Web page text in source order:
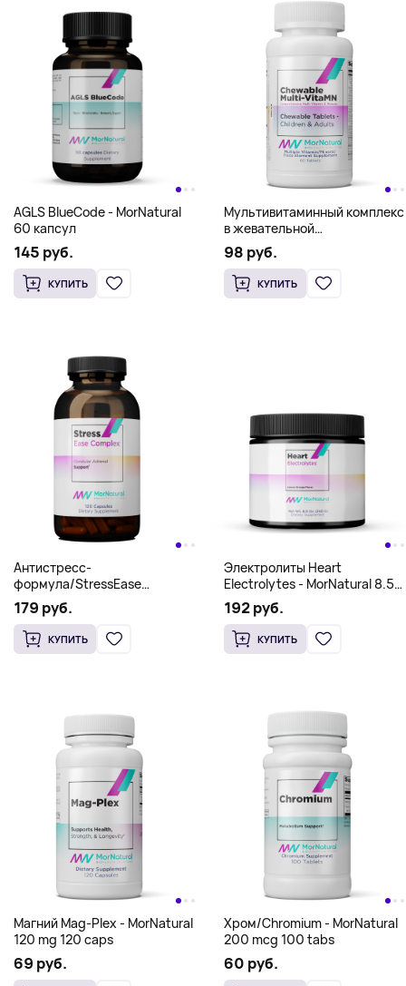
AGLS BlueCode - MorNatural
60 капсул
145 руб.
КУПИТЬ
Мультивитаминный комплекс
в жевательной
форме/Chewable Multi-
VitaMN - MorNatural 60 tabs
98 руб.
КУПИТЬ
Антистресс-
формула/StressEase
Complex - MorNatural 120
caps
179 руб.
КУПИТЬ
Электролиты Heart
Electrolytes - MorNatural 8.5
oz (240 g)
192 руб.
КУПИТЬ
Магний Mag-Plex - MorNatural
120 mg 120 caps
69 руб.
Хром/Chromium - MorNatural
200 mcg 100 tabs
60 руб.